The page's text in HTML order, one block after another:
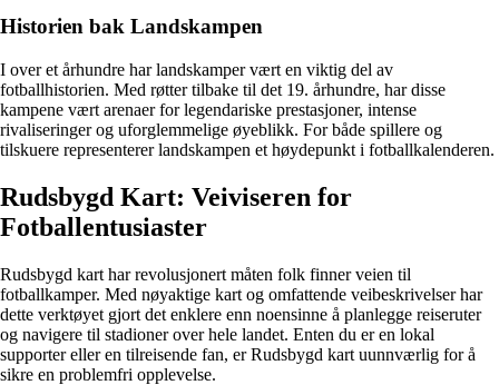
Historien bak Landskampen
I over et århundre har landskamper vært en viktig del av
fotballhistorien. Med røtter tilbake til det 19. århundre, har disse
kampene vært arenaer for legendariske prestasjoner, intense
rivaliseringer og uforglemmelige øyeblikk. For både spillere og
tilskuere representerer landskampen et høydepunkt i fotballkalenderen.
Rudsbygd Kart: Veiviseren for
Fotballentusiaster
Rudsbygd kart har revolusjonert måten folk finner veien til
fotballkamper. Med nøyaktige kart og omfattende veibeskrivelser har
dette verktøyet gjort det enklere enn noensinne å planlegge reiseruter
og navigere til stadioner over hele landet. Enten du er en lokal
supporter eller en tilreisende fan, er Rudsbygd kart uunnværlig for å
sikre en problemfri opplevelse.